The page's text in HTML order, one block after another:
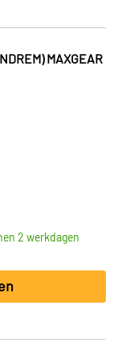
MAXGEAR
2 werkdagen